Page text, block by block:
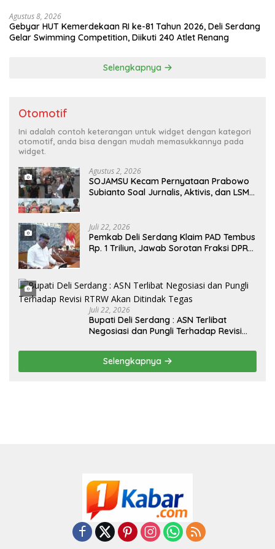
Agustus 8, 2026
Gebyar HUT Kemerdekaan RI ke-81 Tahun 2026, Deli Serdang
Gelar Swimming Competition, Diikuti 240 Atlet Renang
Selengkapnya
Otomotif
Ini adalah contoh keterangan untuk widget dengan kategori
otomotif, anda bisa dengan mudah memasukkannya pada
widget.
Agustus 2, 2026
SOJAMSU Kecam Pernyataan Prabowo
Subianto Soal Jurnalis, Aktivis, dan LSM
Juli 22, 2026
Pemkab Deli Serdang Klaim PAD Tembus
Rp. 1 Triliun, Jawab Sorotan Fraksi DPRD
Juli 22, 2026
Bupati Deli Serdang : ASN Terlibat
Negosiasi dan Pungli Terhadap Revisi
Selengkapnya